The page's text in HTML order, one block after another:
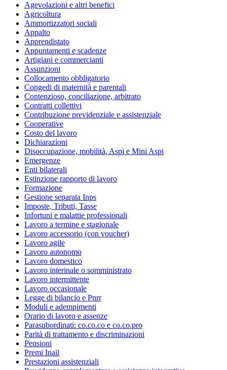
Agevolazioni e altri benefici
Agricoltura
Ammortizzatori sociali
Appalto
Apprendistato
Appuntamenti e scadenze
Artigiani e commercianti
Assunzioni
Collocamento obbligatorio
Congedi di maternità e parentali
Contenzioso, conciliazione, arbitrato
Contratti collettivi
Contribuzione previdenziale e assistenziale
Cooperative
Costo del lavoro
Dichiarazioni
Disoccupazione, mobilità, Aspi e Mini Aspi
Emergenze
Enti bilaterali
Estinzione rapporto di lavoro
Formazione
Gestione separata Inps
Imposte, Tributi, Tasse
Infortuni e malattie professionali
Lavoro a termine e stagionale
Lavoro accessorio (con voucher)
Lavoro agile
Lavoro autonomo
Lavoro domestico
Lavoro interinale o somministrato
Lavoro intermittente
Lavoro occasionale
Legge di bilancio e Pnrr
Moduli e adempimenti
Orario di lavoro e assenze
Parasubordinati: co.co.co e co.co.pro
Parità di trattamento e discriminazioni
Pensioni
Premi Inail
Prestazioni assistenziali